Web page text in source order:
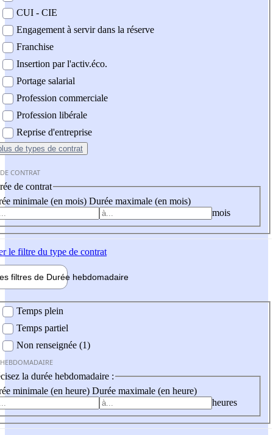
CUI - CIE
Engagement à servir dans la réserve
Franchise
Insertion par l'activ.éco.
Portage salarial
Profession commerciale
Profession libérale
Reprise d'entreprise
de types de contrat
CONTRAT
de contrat
minimale (en mois) Durée maximale (en mois)
mois
le filtre du type de contrat
filtres de Durée hebdomadaire
Temps plein
Temps partiel
Non renseignée (1)
la durée hebdomadaire :
minimale (en heure) Durée maximale (en heure)
heures